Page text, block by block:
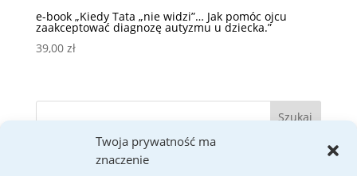
Twoja prywatność ma
znaczenie
e-book „Kiedy Tata „nie widzi”… Jak pomóc ojcu
zaakceptować diagnozę autyzmu u dziecka.”
39,00 zł
Ostatnie wpisy